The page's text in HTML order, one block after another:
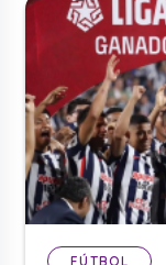
FÚTBOL